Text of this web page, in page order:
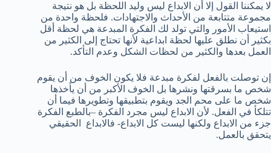
لا يمكننا القول إلا أن الابداع ليس وليد اللحظة بل هو نتيجة
مجموعة متتابعة من الأحداث والاجتهادات. فلحظة واحدة من
استيعاب الأمور والتي تولد لك الفكرة المبدعة هي لحظة أقل
بكثير أن نطلق عليها لحظة ابداعية لأنها تحتاج إلى الكثير من
العمل بعدها والكثير من لحظات الشكل وعدم التأكد.
إن توصلت بالفعل لفكرة مبدعة فلا يكون الخوف من أن يقوم
شخص ما بسرقتها ونشرها بل الخوف الأكبر من أن يأخذها
شخص ما على محم الجد ويقوم بتطبيقها وتطويرها فيما أن
تتلكأ في الفعل. لأن الابداع ليس مجرد الفكرة –بالطبع الفكرة
جزء من الابداع ولكنها ليست كل الابداع- فالابداع الحقيقي
يتحقق بالعمل.